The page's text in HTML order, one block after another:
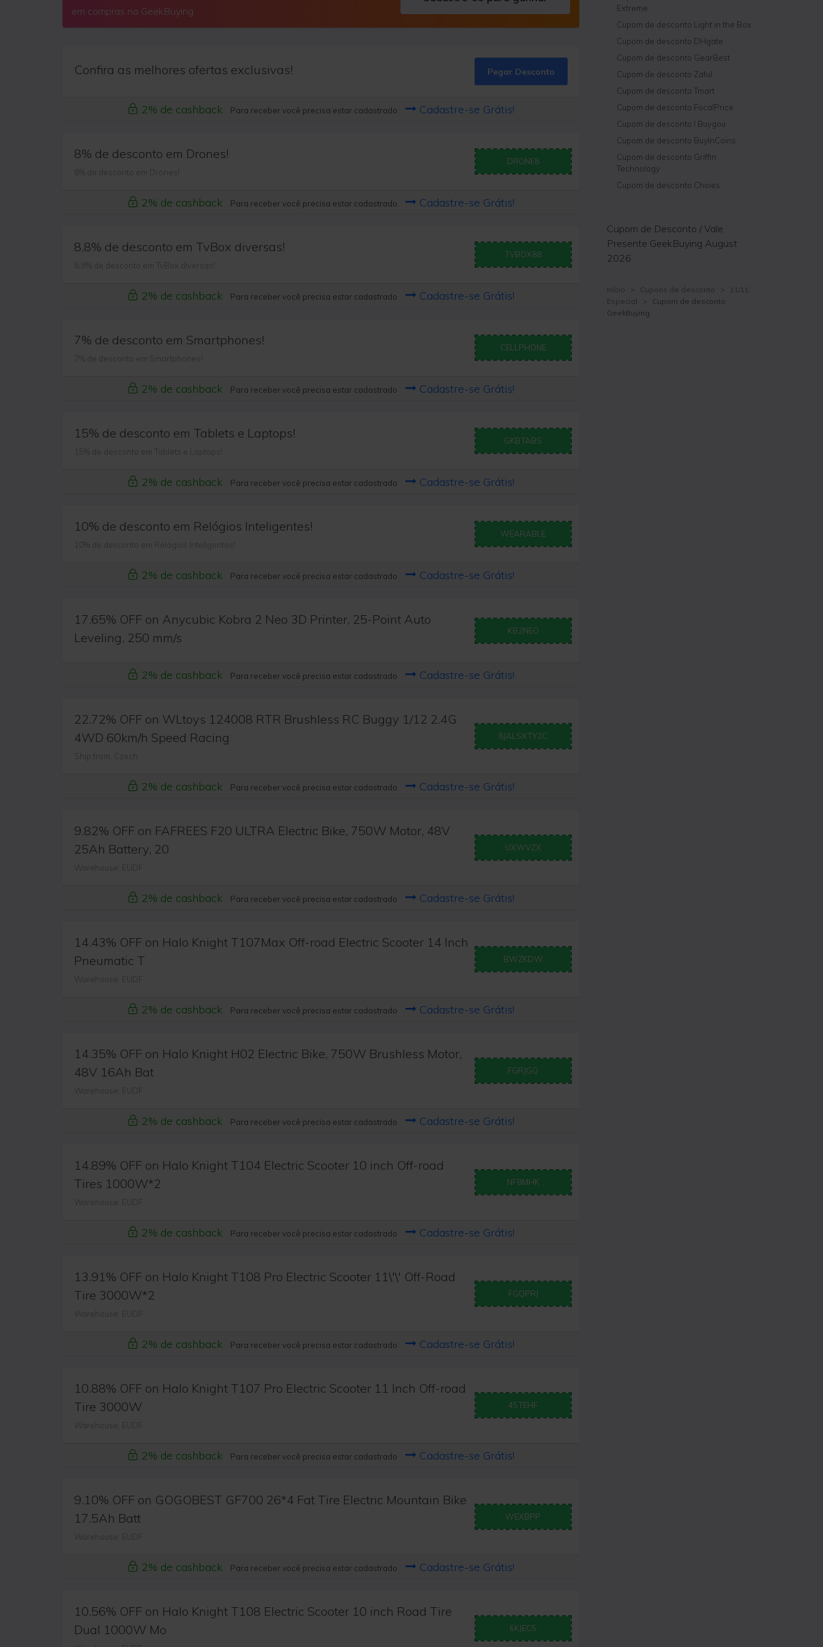
em compras na GeekBuying
Confira as melhores ofertas exclusivas! Pegar Desconto
2% de cashback Para receber você precisa estar cadastrado Cadastre-se Grátis!
8% de desconto em Drones!
8% de desconto em Drones!
DRONE8
2% de cashback Para receber você precisa estar cadastrado Cadastre-se Grátis!
8,8% de desconto em TvBox diversas!
8,8% de desconto em TvBox diversas!
TVBOX88
2% de cashback Para receber você precisa estar cadastrado Cadastre-se Grátis!
7% de desconto em Smartphones!
7% de desconto em Smartphones!
CELLPHONE
2% de cashback Para receber você precisa estar cadastrado Cadastre-se Grátis!
15% de desconto em Tablets e Laptops!
15% de desconto em Tablets e Laptops!
GKBTABS
2% de cashback Para receber você precisa estar cadastrado Cadastre-se Grátis!
10% de desconto em Relógios Inteligentes!
10% de desconto em Relógios Inteligentes!
WEARABLE
2% de cashback Para receber você precisa estar cadastrado Cadastre-se Grátis!
17.65% OFF on Anycubic Kobra 2 Neo 3D Printer, 25-Point Auto
Leveling, 250 mm/s
KB2NEO
2% de cashback Para receber você precisa estar cadastrado Cadastre-se Grátis!
22.72% OFF on WLtoys 124008 RTR Brushless RC Buggy 1/12 2.4G
4WD 60km/h Speed Racing
Ship from: Czech
8JALSXTY2C
2% de cashback Para receber você precisa estar cadastrado Cadastre-se Grátis!
9.82% OFF on FAFREES F20 ULTRA Electric Bike, 750W Motor, 48V
25Ah Battery, 20
Warehouse: EUDF
UXWVZX
2% de cashback Para receber você precisa estar cadastrado Cadastre-se Grátis!
14.43% OFF on Halo Knight T107Max Off-road Electric Scooter 14 Inch
Pneumatic T
Warehouse: EUDF
BWZKDW
2% de cashback Para receber você precisa estar cadastrado Cadastre-se Grátis!
14.35% OFF on Halo Knight H02 Electric Bike, 750W Brushless Motor,
48V 16Ah Bat
Warehouse: EUDF
FGRJGQ
2% de cashback Para receber você precisa estar cadastrado Cadastre-se Grátis!
14.89% OFF on Halo Knight T104 Electric Scooter 10 inch Off-road
Tires 1000W*2
Warehouse: EUDF
NF8MHK
2% de cashback Para receber você precisa estar cadastrado Cadastre-se Grátis!
13.91% OFF on Halo Knight T108 Pro Electric Scooter 11\'\' Off-Road
Tire 3000W*2
Warehouse: EUDF
FGQPRJ
2% de cashback Para receber você precisa estar cadastrado Cadastre-se Grátis!
10.88% OFF on Halo Knight T107 Pro Electric Scooter 11 Inch Off-road
Tire 3000W
Warehouse: EUDF
45TEHF
2% de cashback Para receber você precisa estar cadastrado Cadastre-se Grátis!
9.10% OFF on GOGOBEST GF700 26*4 Fat Tire Electric Mountain Bike
17.5Ah Batt
Warehouse: EUDF
WEXBPP
2% de cashback Para receber você precisa estar cadastrado Cadastre-se Grátis!
10.56% OFF on Halo Knight T108 Electric Scooter 10 inch Road Tire
Dual 1000W Mo
6KJEC5
Extreme
Cupom de desconto Light in the Box
Cupom de desconto DHgate
Cupom de desconto GearBest
Cupom de desconto Zaful
Cupom de desconto Tmart
Cupom de desconto FocalPrice
Cupom de desconto I Buygou
Cupom de desconto BuyInCoins
Cupom de desconto Griffin
Technology
Cupom de desconto Choies
Cupom de Desconto / Vale
Presente GeekBuying August
2026
Início > Cupons de desconto >
11/11
Especial
>
Cupom de desconto
GeekBuying